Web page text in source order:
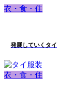
衣・食・住
発展していくタイ
衣・食・住